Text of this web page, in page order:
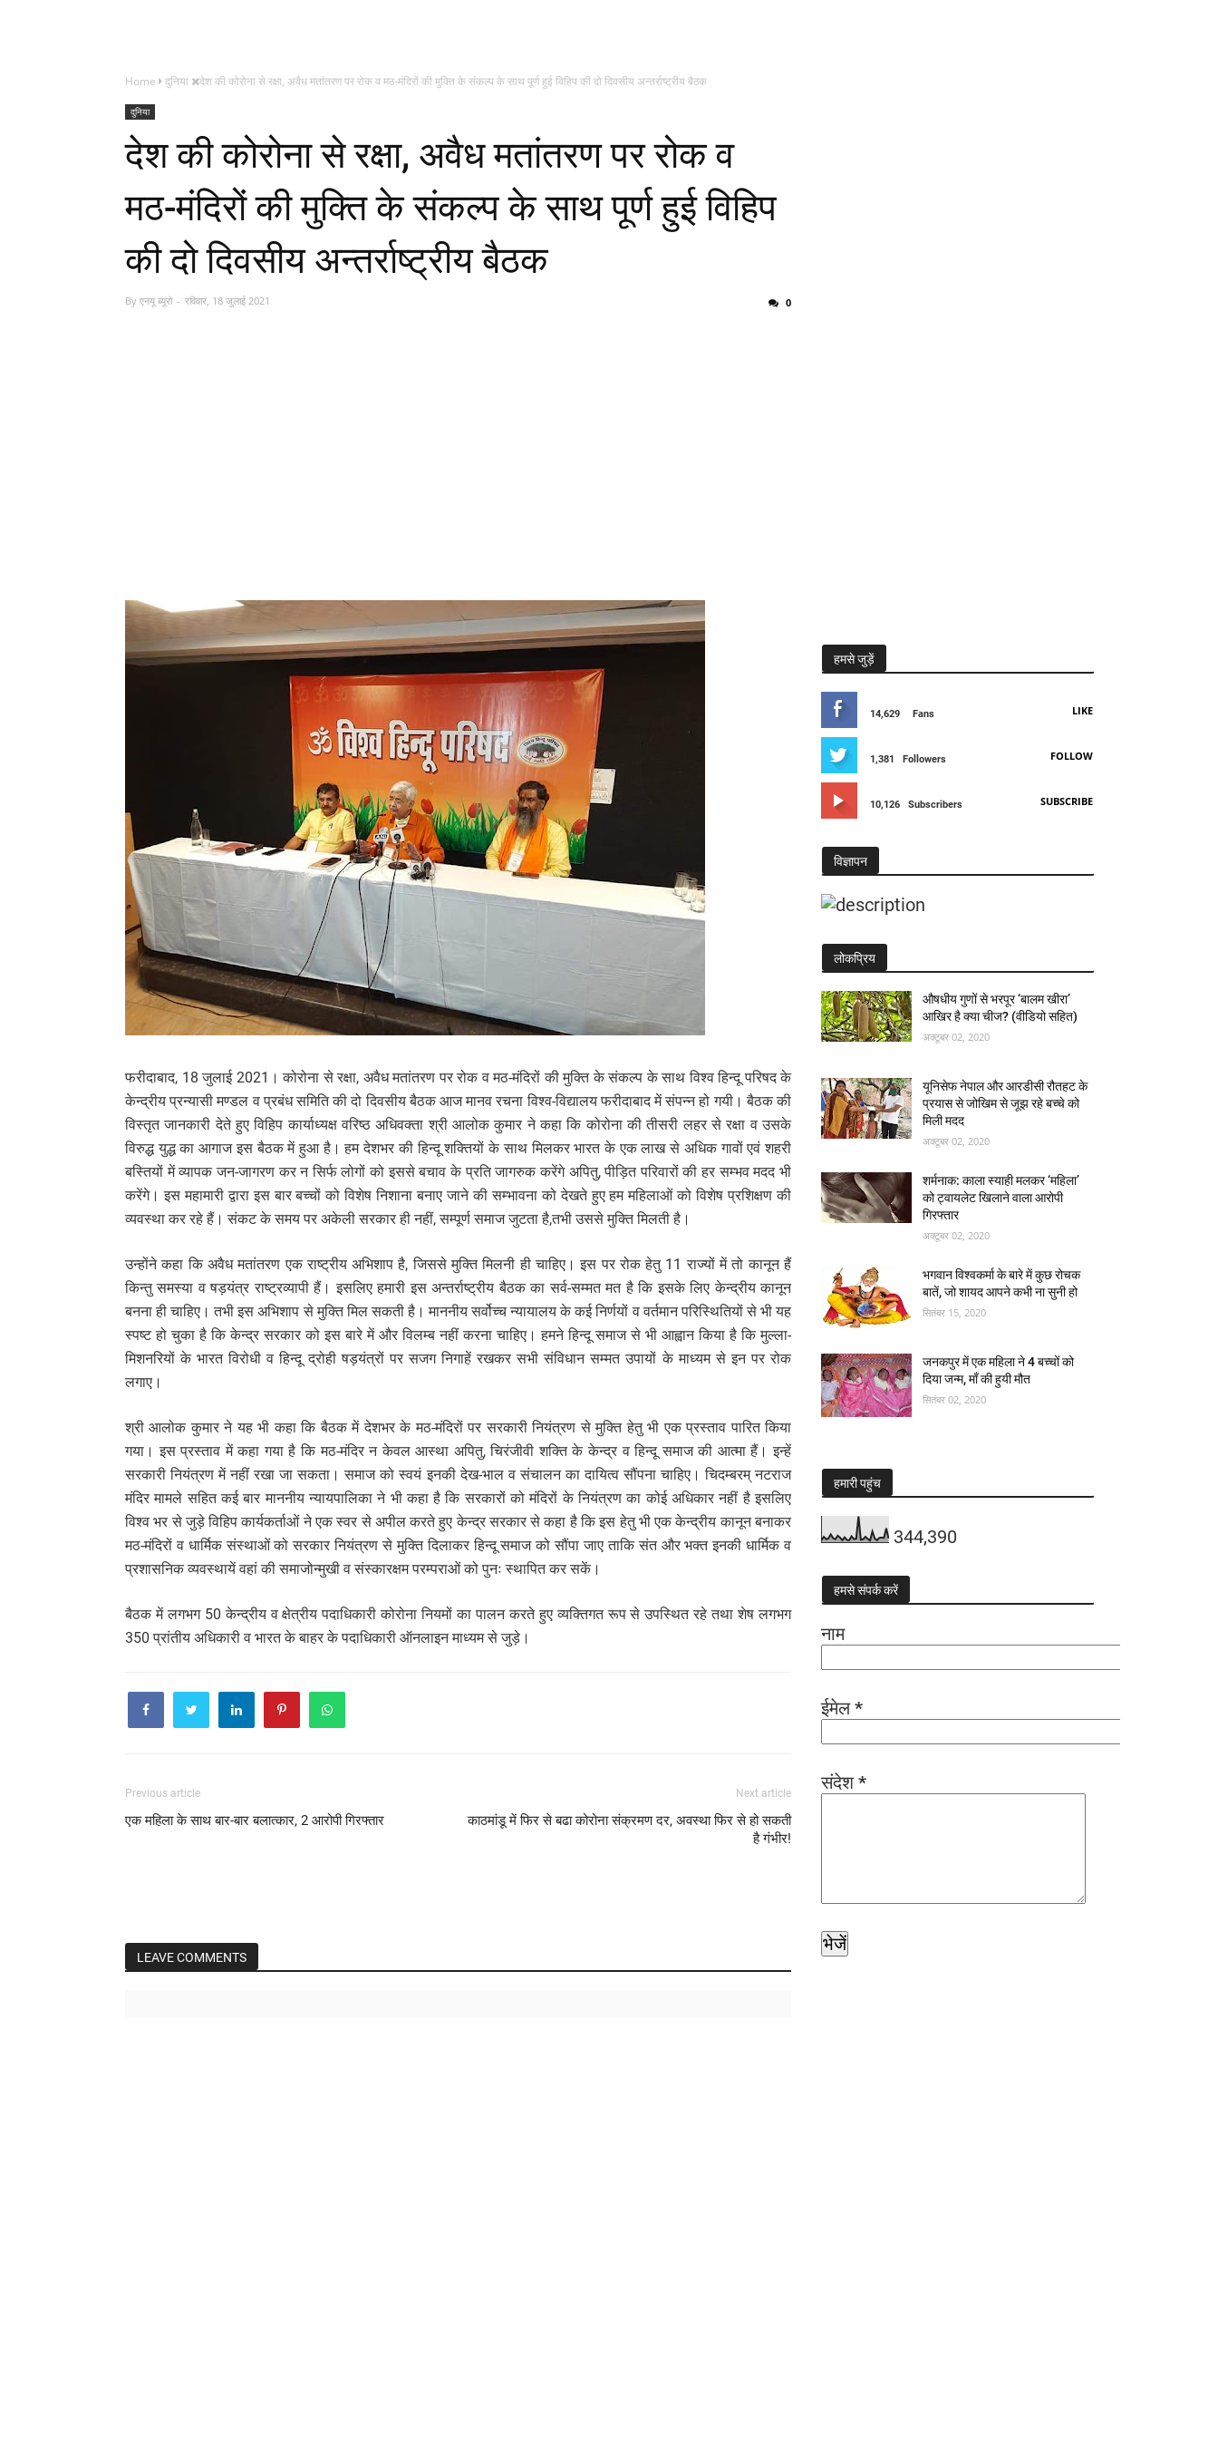
Home दुनिया देश की कोरोना से रक्षा, अवैध मतांतरण पर रोक व मठ-मंदिरों की मुक्ति के संकल्प के साथ पूर्ण हुई विहिप की दो दिवसीय अन्तर्राष्ट्रीय बैठक
दुनिया
देश की कोरोना से रक्षा, अवैध मतांतरण पर रोक व
मठ-मंदिरों की मुक्ति के संकल्प के साथ पूर्ण हुई विहिप
की दो दिवसीय अन्तर्राष्ट्रीय बैठक
By एनयू ब्यूरो रविवार, 18 जुलाई 2021 0
फरीदाबाद, 18 जुलाई 2021। कोरोना से रक्षा, अवैध मतांतरण पर रोक व मठ-मंदिरों की मुक्ति के संकल्प के साथ विश्व हिन्दू परिषद के
केन्द्रीय प्रन्यासी मण्डल व प्रबंध समिति की दो दिवसीय बैठक आज मानव रचना विश्व-विद्यालय फरीदाबाद में संपन्न हो गयी। बैठक की
विस्तृत जानकारी देते हुए विहिप कार्याध्यक्ष वरिष्ठ अधिवक्ता श्री आलोक कुमार ने कहा कि कोरोना की तीसरी लहर से रक्षा व उसके
विरुद्ध युद्ध का आगाज इस बैठक में हुआ है। हम देशभर की हिन्दू शक्तियों के साथ मिलकर भारत के एक लाख से अधिक गावों एवं शहरी
बस्तियों में व्यापक जन-जागरण कर न सिर्फ लोगों को इससे बचाव के प्रति जागरुक करेंगे अपितु, पीड़ित परिवारों की हर सम्भव मदद भी
करेंगे। इस महामारी द्वारा इस बार बच्चों को विशेष निशाना बनाए जाने की सम्भावना को देखते हुए हम महिलाओं को विशेष प्रशिक्षण की
व्यवस्था कर रहे हैं। संकट के समय पर अकेली सरकार ही नहीं, सम्पूर्ण समाज जुटता है,तभी उससे मुक्ति मिलती है।
उन्होंने कहा कि अवैध मतांतरण एक राष्ट्रीय अभिशाप है, जिससे मुक्ति मिलनी ही चाहिए। इस पर रोक हेतु 11 राज्यों में तो कानून हैं
किन्तु समस्या व षड़यंत्र राष्ट्रव्यापी हैं। इसलिए हमारी इस अन्तर्राष्ट्रीय बैठक का सर्व-सम्मत मत है कि इसके लिए केन्द्रीय कानून
बनना ही चाहिए। तभी इस अभिशाप से मुक्ति मिल सकती है। माननीय सर्वोच्च न्यायालय के कई निर्णयों व वर्तमान परिस्थितियों से भी यह
स्पष्ट हो चुका है कि केन्द्र सरकार को इस बारे में और विलम्ब नहीं करना चाहिए। हमने हिन्दू समाज से भी आह्वान किया है कि मुल्ला-
मिशनरियों के भारत विरोधी व हिन्दू द्रोही षड़यंत्रों पर सजग निगाहें रखकर सभी संविधान सम्मत उपायों के माध्यम से इन पर रोक
लगाए।
श्री आलोक कुमार ने यह भी कहा कि बैठक में देशभर के मठ-मंदिरों पर सरकारी नियंत्रण से मुक्ति हेतु भी एक प्रस्ताव पारित किया
गया। इस प्रस्ताव में कहा गया है कि मठ-मंदिर न केवल आस्था अपितु, चिरंजीवी शक्ति के केन्द्र व हिन्दू समाज की आत्मा हैं। इन्हें
सरकारी नियंत्रण में नहीं रखा जा सकता। समाज को स्वयं इनकी देख-भाल व संचालन का दायित्व सौंपना चाहिए। चिदम्बरम् नटराज
मंदिर मामले सहित कई बार माननीय न्यायपालिका ने भी कहा है कि सरकारों को मंदिरों के नियंत्रण का कोई अधिकार नहीं है इसलिए
विश्व भर से जुड़े विहिप कार्यकर्ताओं ने एक स्वर से अपील करते हुए केन्द्र सरकार से कहा है कि इस हेतु भी एक केन्द्रीय कानून बनाकर
मठ-मंदिरों व धार्मिक संस्थाओं को सरकार नियंत्रण से मुक्ति दिलाकर हिन्दू समाज को सौंपा जाए ताकि संत और भक्त इनकी धार्मिक व
प्रशासनिक व्यवस्थायें वहां की समाजोन्मुखी व संस्कारक्षम परम्पराओं को पुनः स्थापित कर सकें।
बैठक में लगभग 50 केन्द्रीय व क्षेत्रीय पदाधिकारी कोरोना नियमों का पालन करते हुए व्यक्तिगत रूप से उपस्थित रहे तथा शेष लगभग
350 प्रांतीय अधिकारी व भारत के बाहर के पदाधिकारी ऑनलाइन माध्यम से जुड़े।
Previous article
एक महिला के साथ बार-बार बलात्कार, 2 आरोपी गिरफ्तार
Next article
काठमांडू में फिर से बढा कोरोना संक्रमण दर, अवस्था फिर से हो सकती
है गंभीर!
LEAVE COMMENTS
हमसे जुड़ें
14,629 Fans LIKE
1,381 Followers FOLLOW
10,126 Subscribers SUBSCRIBE
विज्ञापन
लोकप्रिय
औषधीय गुणों से भरपूर ‘बालम खीरा’
आखिर है क्या चीज? (वीडियो सहित)
अक्टूबर 02, 2020
यूनिसेफ नेपाल और आरडीसी रौतहट के
प्रयास से जोखिम से जूझ रहे बच्चे को
मिली मदद
अक्टूबर 02, 2020
शर्मनाक: काला स्याही मलकर ‘महिला’
को ट्वायलेट खिलाने वाला आरोपी
गिरफ्तार
अक्टूबर 02, 2020
भगवान विश्वकर्मा के बारे में कुछ रोचक
बातें, जो शायद आपने कभी ना सुनी हो
सितंबर 15, 2020
जनकपुर में एक महिला ने 4 बच्चों को
दिया जन्म, माँ की हुयी मौत
सितंबर 02, 2020
हमारी पहुंच
344,390
हमसे संपर्क करें
नाम
ईमेल*
संदेश*